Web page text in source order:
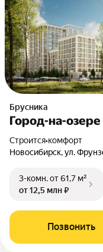
Брусника
Город-на-озере
Строится•комфорт
Новосибирск, ул.
3-комн.от 61,7 м²
от 12,5 млн ₽
Позвонить